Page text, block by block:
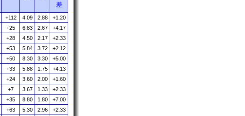
差
+112 4.09 2.88
+1.20
+25 6.83 2.67
+4.17
+28 4.50 2.17
+2.33
+53 5.84 3.72
+2.12
+50 8.30 3.30
+5.00
+33 5.88 1.75
+4.13
+24 3.60 2.00
+1.60
+7 3.67 1.33
+2.33
+35 8.80 1.80
+7.00
+63 5.30 2.96
+2.33